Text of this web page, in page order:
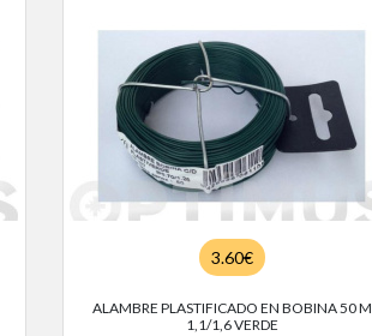
3.60€
ALAMBRE PLASTIFICADO EN BOBINA 50 M
1,1/1,6 VERDE